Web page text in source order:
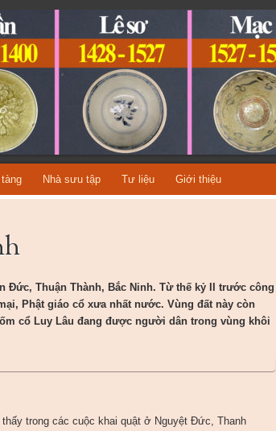
KỲ LỊCH SỬ!
tàng Nhà sưu tập Tư liệu Giới thiệu
Đức, Thuận Thành, Bắc Ninh. Từ thế kỷ II trước công
Phật giáo cổ xưa nhất nước. Vùng đất này còn
cổ Luy Lâu đang được người dân trong vùng khôi
trong các cuộc khai quật ở Nguyệt Đức, Thanh